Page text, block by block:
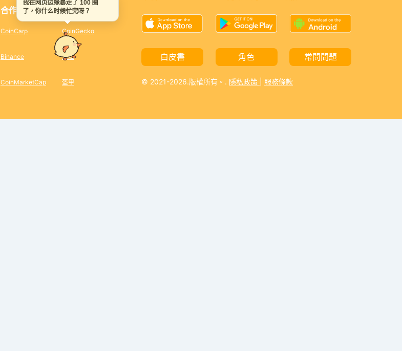
合作夥伴
CoinCarp
Binance
CoinMarketCap
CoinGecko
幣活
盔甲
白皮書 角色 常問問題
© 2021-2026.版權所有。. 隱私政策 服務條款
我在网页边缘暴走了 100 圈
了，你什么时候忙完呀？